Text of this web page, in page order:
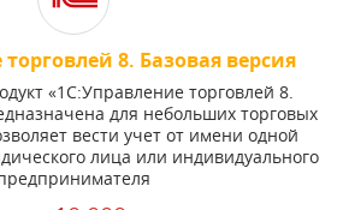
8. Базовая версия
«1С:Управление торговлей 8.
для небольших торговых
вести учет от имени одной
лица или индивидуального